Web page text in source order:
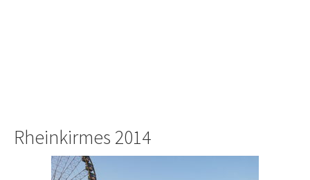
Rheinkirmes 2014